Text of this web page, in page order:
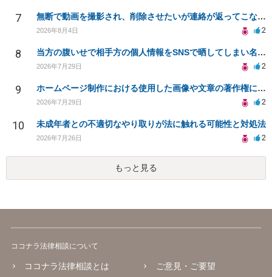
7 無断で動画を撮影され、削除させたいが連絡が返ってこない。
2026年8月4日 2
8 当方の腹いせで相手方の個人情報をSNSで晒してしまい名誉毀損させてしまったかもしれない
2026年7月29日 2
9 ホームページ制作における使用した画像や文章の著作権について
2026年7月29日 2
10 未成年者との不適切なやり取りが法に触れる可能性と対処法
2026年7月26日 2
もっと見る
ココナラ法律相談について
ココナラ法律相談とは
ご意見・ご要望